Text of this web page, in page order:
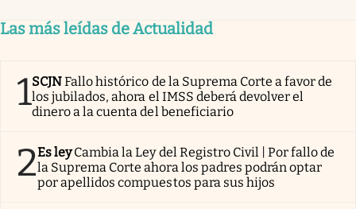
Las más leídas de Actualidad
1SCJNFallo histórico de la Suprema Corte a favor de
los jubilados, ahora el IMSS deberá devolver el
dinero a la cuenta del beneficiario
2Es ley Cambia la Ley del Registro Civil | Por fallo de
la Suprema Corte ahora los padres podrán optar
por apellidos compuestos para sus hijos